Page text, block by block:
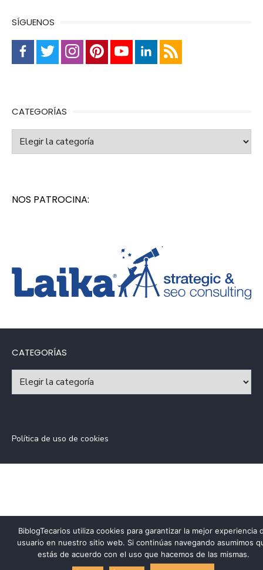
SÍGUENOS
CATEGORÍAS
Categorías
NOS PATROCINA:
CATEGORÍAS
Política de uso de cookies
BiblogTecarios utiliza cookies para garantizar la mejor experiencia
usuario en nuestro sitio web. Si continúas navegando asumimos
estás de acuerdo con el uso que hacemos de las mismas.